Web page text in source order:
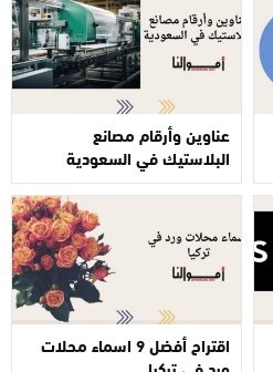
عناوين وأرقام مصانع
البلاستيك في السعودية
اقتراح أفضل 9 اسماء محلات